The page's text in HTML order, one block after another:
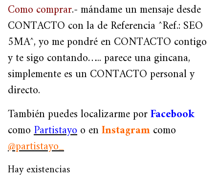
Como comprar.- mándame un mensaje desde
CONTACTO con la de Referencia ^Ref.: SEO
5MA^, yo me pondré en CONTACTO contigo
y te sigo contando….. parece una gincana,
simplemente es un CONTACTO personal y
directo.
También puedes localizarme porFacebook
comoPartistayoo enInstagramcomo
@partistayo_
Hay existencias